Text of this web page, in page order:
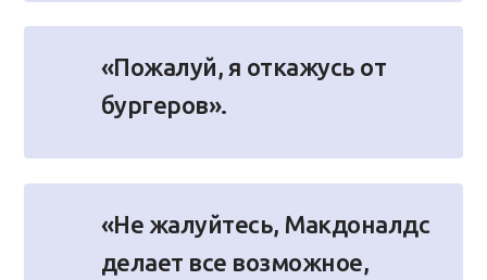
«Пожалуй, я откажусь от
бургеров».
«Не жалуйтесь, Макдоналдс
делает все возможное,